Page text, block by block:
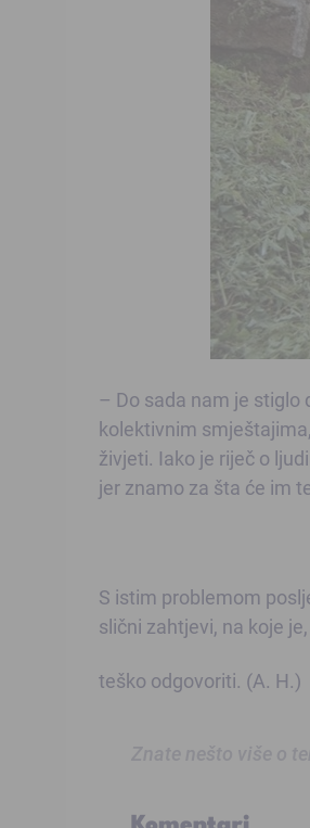
– Do sada nam je stiglo
kolektivnim
živjeti. Iako je riječ o
jer znamo za šta će im
S istim problemom
slični zahtjevi, na koje
teško odgovoriti. (A. H.)
Znate nešto više o